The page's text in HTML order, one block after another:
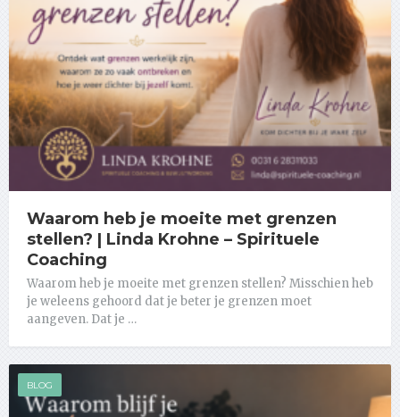
Waarom heb je moeite met grenzen
stellen? | Linda Krohne – Spirituele
Coaching
Waarom heb je moeite met grenzen stellen? Misschien heb
je weleens gehoord dat je beter je grenzen moet
aangeven. Dat je …
BLOG